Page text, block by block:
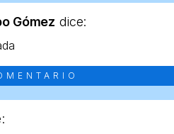
Gómez dice: